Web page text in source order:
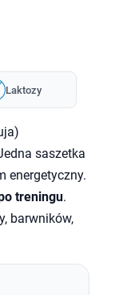
Laktozy
saszetka
energetyczny.
treningu.
barwników,